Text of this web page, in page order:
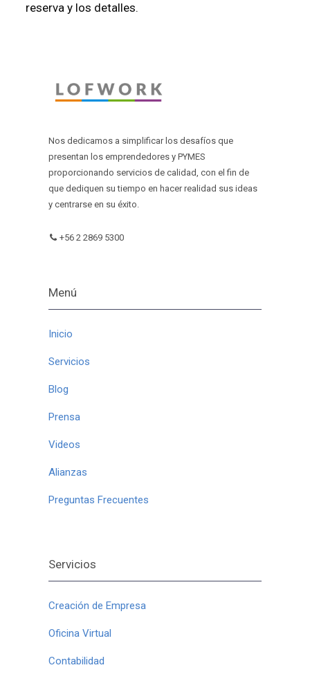
reserva y los detalles.
Nos dedicamos a simplificar los desafíos que
presentan los emprendedores y PYMES
proporcionando servicios de calidad, con el fin de
que dediquen su tiempo en hacer realidad sus ideas
y centrarse en su éxito.
+56 2 2869 5300
Menú
Inicio
Servicios
Blog
Prensa
Videos
Alianzas
Preguntas Frecuentes
Servicios
Creación de Empresa
Oficina Virtual
Contabilidad